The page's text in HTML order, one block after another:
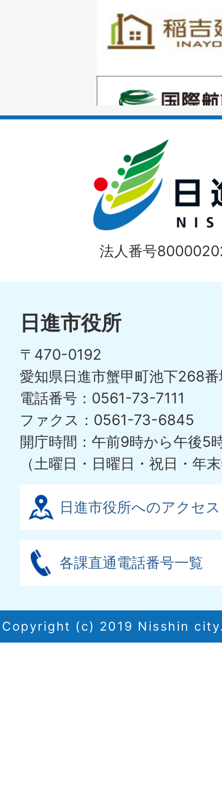
枚
目
ラ
枚
ス
ラ
イ
ド
1
枚
目
の
イ
目
の
ス
ラ
イ
ド
法人番号
日進市役所
〒470-0192
愛知県日進市蟹甲町池下268
電話番号：0561-73-7111
ファクス：0561-73-6845
開庁時間：午前9時から午後5
（土曜日・日曜日・祝日・年
日進市役所へのアクセス
各課直通電話番号一覧
Copyright (c) 2019 Nisshin